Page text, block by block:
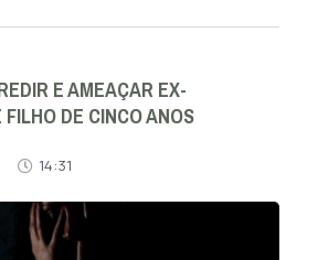
E AMEAÇAR EX-
DE CINCO ANOS
14:31